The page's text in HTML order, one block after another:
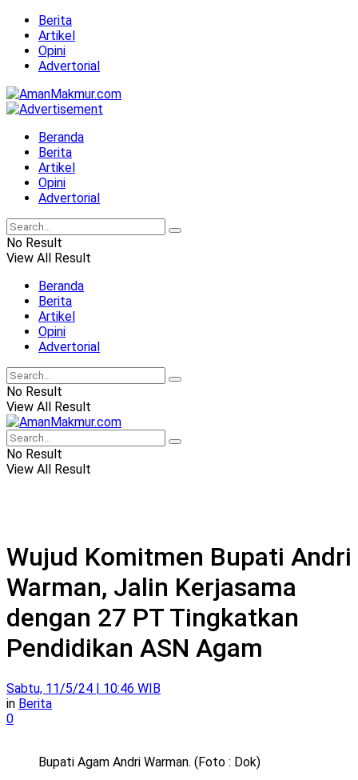
Berita
Artikel
Opini
Advertorial
Beranda
Berita
Artikel
Opini
Advertorial
No Result
View All Result
Beranda
Berita
Artikel
Opini
Advertorial
No Result
View All Result
No Result
View All Result
Wujud Komitmen Bupati Andri
Warman, Jalin Kerjasama
dengan 27 PT Tingkatkan
Pendidikan ASN Agam
Sabtu, 11/5/24 | 10:46 WIB
in Berita
0
Bupati Agam Andri Warman. (Foto : Dok)